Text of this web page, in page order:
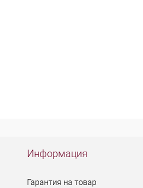
Информация
Гарантия на товар